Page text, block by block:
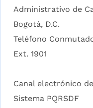
Administrativo de
Bogotá, D.C.
Teléfono
Ext. 1901
Canal electrónico
Sistema PQRSDF